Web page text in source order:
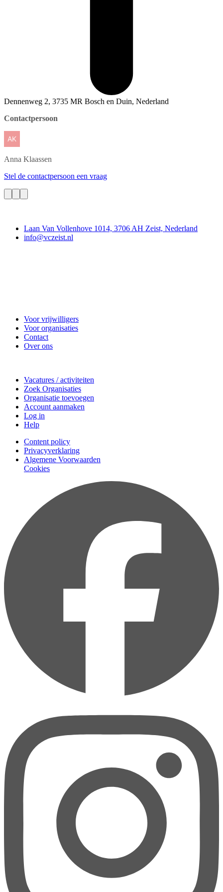
Dennenweg 2, 3735 MR Bosch en Duin, Nederland
Contactpersoon
Anna Klaassen
Stel de contactpersoon een vraag
Laan Van Vollenhove 1014, 3706 AH Zeist, Nederland
info@vczeist.nl
Voor vrijwilligers
Voor organisaties
Contact
Over ons
Vacatures / activiteiten
Zoek Organisaties
Organisatie toevoegen
Account aanmaken
Log in
Help
Content policy
Privacyverklaring
Algemene Voorwaarden
Cookies